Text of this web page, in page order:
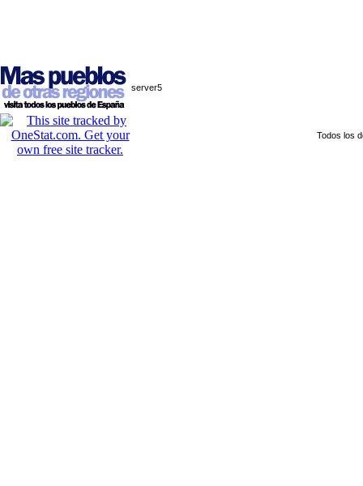
server5
Todos los